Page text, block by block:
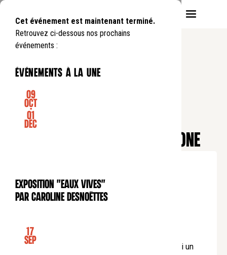
Cet événement est maintenant terminé.
Retrouvez ci-dessous nos prochains
événements :
événements à la une
EXPOSITION
09
Oct
-
01
Déc
Exposition "Eaux Vives"
par Caroline Desnoëttes
17
Sep
SOIRÉE
GAUDÍ : LE SOLEIL DE BARCELONE
Tarif étudiant : 20€
Tarif abonnés* : 35€
*Abonnés
Histoire.
Sélectionner "tarif plein" et cocher "J'ai un